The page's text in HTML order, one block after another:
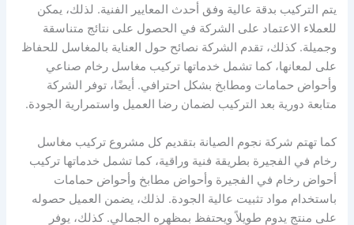
يتم التركيب بدقة عالية وفق أحدث المعايير الفنية. لذلك، يمكن
للعملاء الاعتماد على الشركة في الحصول على نتائج متناسقة
وجميلة. كذلك، تقدم الشركة نصائح حول العناية بالمغاسل للحفاظ
على لمعانها، كما تشمل خدماتها تركيب مغاسل رخام صناعي
وأحواض حمامات ومطابخ بشكل احترافي. أيضًا، توفر الشركة
متابعة دورية بعد التركيب لضمان رضا العميل واستمرارية الجودة.
كما تهتم شركة نجوم الصيانة بتقديم كل مشروع تركيب مغاسل
رخام في الفجيرة بطريقة فنية وراقية، كما تشمل خدماتها تركيب
أحواض رخام في الفجيرة وأحواض مطابخ وأحواض حمامات
باستخدام مواد تثبيت عالية الجودة. لذلك، يضمن العميل حصوله
على منتج يدوم طويلاً ويحتفظ بمظهره الجمالي. كذلك، يوفر